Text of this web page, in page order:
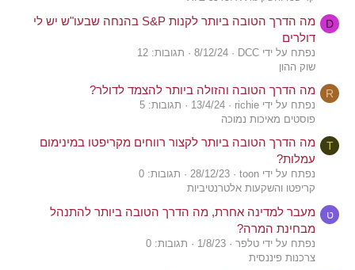
D
מה הדרך הטובה ביותר לקנות S&P בהנחה שבעו"ש יש לי
דולרים
נפתח על ידי DCC 8/12/24
תגובות: 12
שוק ההון
R מה הדרך הטובה והזולה ביותר להצמד לדולר?
נפתח על ידי richie 13/4/24
תגובות: 5
פוסטים מאיכות נמוכה
T
מה הדרך הטובה ביותר לקצור רווחים מקריפטו במינימום
עמלות?
נפתח על ידי toon 28/12/23
תגובות: 0
קריפטו והשקעות אלטרנטיביות
ט
מעבר למדינה אחרת, מה הדרך הטובה ביותר להתנהל
מבחינת המרה?
נפתח על ידי טלפר 1/8/23
תגובות: 0
צרכנות פיננסית